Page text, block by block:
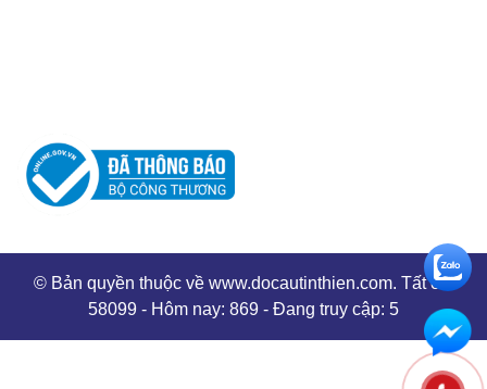
© Bản quyền thuộc về www.docautinthien.com. Tất cả:
58099 - Hôm nay: 869 - Đang truy cập: 5